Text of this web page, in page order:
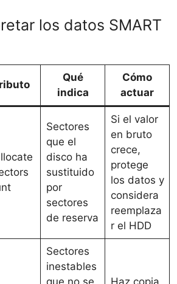
los datos SMART
Qué
indica
Cómo
actuar
Sectores
que el
disco ha
sustituido
por
sectores
de reserva
Si el valor
en bruto
crece,
protege
los datos y
considera
reemplaza
r el HDD
Sectores
inestables